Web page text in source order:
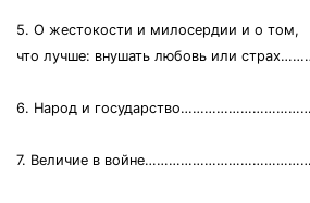
5. О жестокости и милосердии и о том,
что лучше: внушать любовь или
6. Народ и
7. Величие в